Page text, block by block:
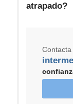
atrapado?